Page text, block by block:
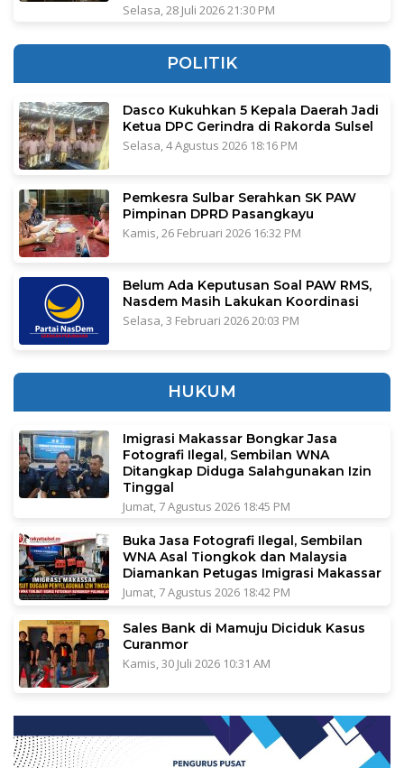
Selasa, 28 Juli 2026 21:30 PM
POLITIK
Dasco Kukuhkan 5 Kepala Daerah Jadi
Ketua DPC Gerindra di Rakorda Sulsel
Selasa, 4 Agustus 2026 18:16 PM
Pemkesra Sulbar Serahkan SK PAW
Pimpinan DPRD Pasangkayu
Kamis, 26 Februari 2026 16:32 PM
Belum Ada Keputusan Soal PAW RMS,
Nasdem Masih Lakukan Koordinasi
Selasa, 3 Februari 2026 20:03 PM
HUKUM
Imigrasi Makassar Bongkar Jasa
Fotografi Ilegal, Sembilan WNA
Ditangkap Diduga Salahgunakan Izin
Tinggal
Jumat, 7 Agustus 2026 18:45 PM
Buka Jasa Fotografi Ilegal, Sembilan
WNA Asal Tiongkok dan Malaysia
Diamankan Petugas Imigrasi Makassar
Jumat, 7 Agustus 2026 18:42 PM
Sales Bank di Mamuju Diciduk Kasus
Curanmor
Kamis, 30 Juli 2026 10:31 AM